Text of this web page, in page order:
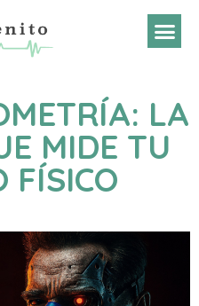
LA
MIDE TU
FÍSICO